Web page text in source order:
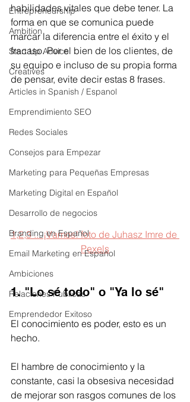
Entrepreneurship
Ambition
Start Up Advice
Creatives
Articles in Spanish / Espanol
Emprendimiento SEO
Redes Sociales
Consejos para Empezar
Marketing para Pequeñas Empresas
Marketing Digital en Español
Desarrollo de negocios
Branding en Español
Email Marketing en Español
Ambiciones
Relaciones Publicas
Emprendedor Exitoso
habilidades vitales que debe tener. La
forma en que se comunica puede
marcar la diferencia entre el éxito y el
fracaso. Por el bien de los clientes, de
su equipo e incluso de su propia forma
de pensar, evite decir estas 8 frases.
1,2,3 ... ¡Vamos! foto de Juhasz Imre de
Pexels
1. "Lo sé todo" o "Ya lo sé"
El conocimiento es poder, esto es un
hecho.
El hambre de conocimiento y la
constante, casi la obsesiva necesidad
de mejorar son rasgos comunes de los